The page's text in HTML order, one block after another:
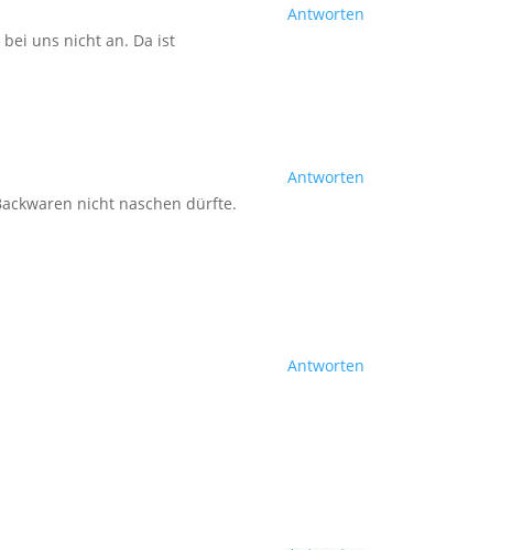
uns nicht an. Da ist
Antworten
nicht naschen dürfte.
Antworten
Antworten